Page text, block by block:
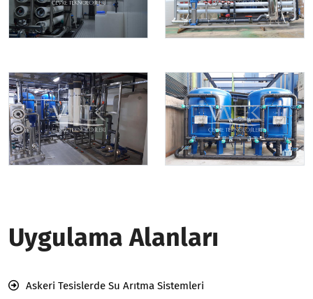
Uygulama Alanları
Askeri Tesislerde Su Arıtma Sistemleri